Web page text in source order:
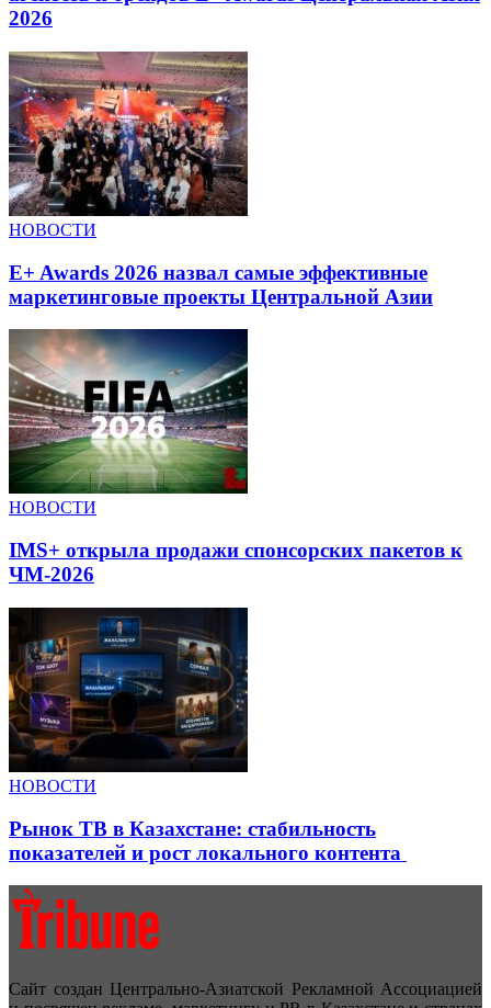
2026
НОВОСТИ
E+ Awards 2026 назвал самые эффективные
маркетинговые проекты Центральной Азии
НОВОСТИ
IMS+ открыла продажи спонсорских пакетов к
ЧМ-2026
НОВОСТИ
Рынок ТВ в Казахстане: стабильность
показателей и рост локального контента
Сайт создан Центрально-Азиатской Рекламной Ассоциацией